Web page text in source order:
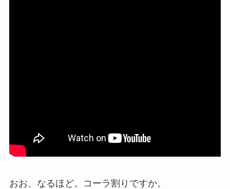
おお、なるほど。コーラ割りですか。